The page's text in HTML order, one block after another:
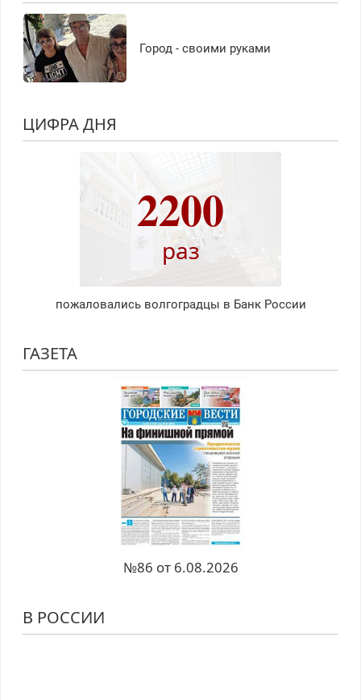
Город - своими руками
ЦИФРА ДНЯ
2200
раз
пожаловались волгоградцы в Банк России
ГАЗЕТА
№86 от 6.08.2026
В РОССИИ